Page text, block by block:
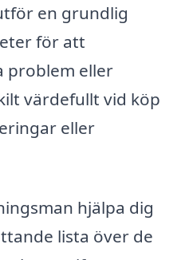
en grundlig
för att
problem eller
värdefullt vid köp
eller
hjälpa dig
lista över de